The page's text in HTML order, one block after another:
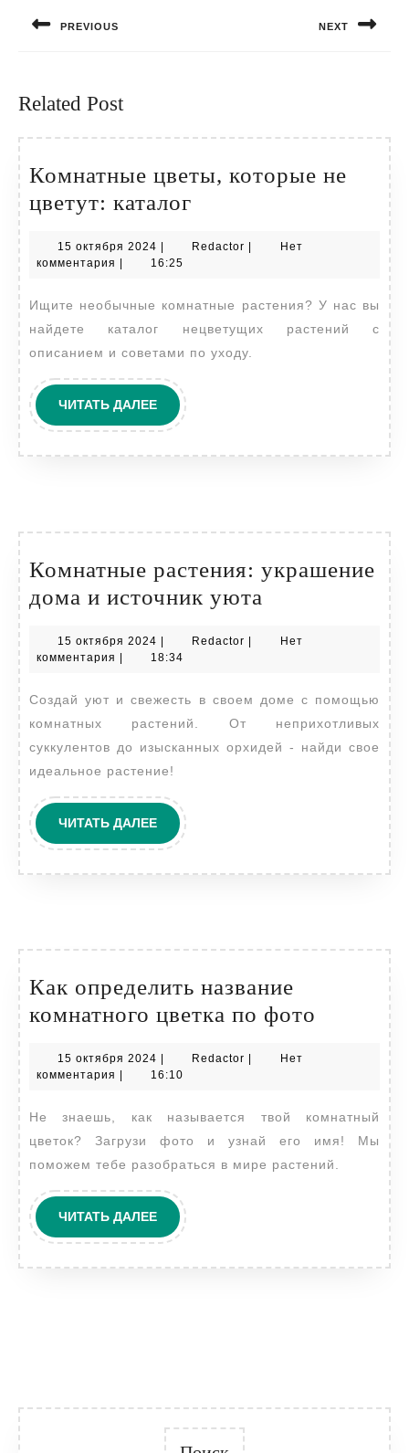
записям
PREVIOUS NEXT
Related Post
Комнатные цветы, которые не
цветут: каталог
которые
цветут:
каталог
15 октября 2024 15
октября
Redactor Redactor
Нет
комментария
16:25
Ищите необычные комнатные растения? У нас вы
найдете каталог нецветущих растений с
описанием и советами по уходу.
ЧИТАТЬ ДАЛЕЕЧИТАТЬ
ДАЛЕЕ
Комнатные растения: украшение
дома и источник уюта
украшение
и
источник
уюта
15 октября 2024 15
октября
| Redactor Redactor
|
Нет
комментария | 18:34
Создай уют и свежесть в своем доме с помощью
комнатных растений. От неприхотливых
суккулентов до изысканных орхидей - найди свое
идеальное растение!
ЧИТАТЬ ДАЛЕЕЧИТАТЬ
ДАЛЕЕ
Как определить название
комнатного цветка по фото
название
цветка
по
15 октября 2024 15
октября
Redactor Redactor
Нет
комментария
16:10
Не знаешь, как называется твой комнатный
цветок? Загрузи фото и узнай его имя! Мы
поможем тебе разобраться в мире растений.
ЧИТАТЬ ДАЛЕЕЧИТАТЬ
ДАЛЕЕ